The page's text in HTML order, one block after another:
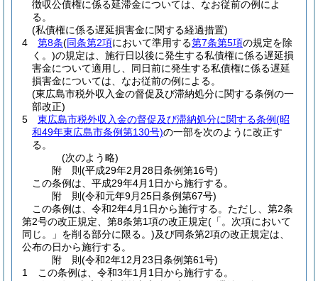
徴収公債権に係る延滞金については、なお従前の例によ
る。
(私債権に係る遅延損害金に関する経過措置)
4
第8条(同条第2項において準用する第7条第5項の規定を除
く。)の規定は、施行日以後に発生する私債権に係る遅延損
害金について適用し、同日前に発生する私債権に係る遅延
損害金については、なお従前の例による。
(東広島市税外収入金の督促及び滞納処分に関する条例の一
部改正)
5
東広島市税外収入金の督促及び滞納処分に関する条例(昭
和49年東広島市条例第130号)の一部を次のように改正す
る。
(次のよう略)
附 則(平成29年2月28日条例第16号)
この条例は、平成29年4月1日から施行する。
附 則(令和元年9月25日条例第67号)
この条例は、令和2年4月1日から施行する。 ただし、第2条
第2号の改正規定、第8条第1項の改正規定(「。次項において
同じ。」を削る部分に限る。)及び同条第2項の改正規定は、
公布の日から施行する。
附 則(令和2年12月23日条例第61号)
1
この条例は、令和3年1月1日から施行する。